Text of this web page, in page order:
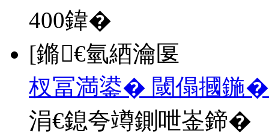
400鍏�
[鏅€氫綇瀹匽
杈冨満鍙� 閾傝摑鍦
涓€鎴夸竴鍘呭崟鍗�